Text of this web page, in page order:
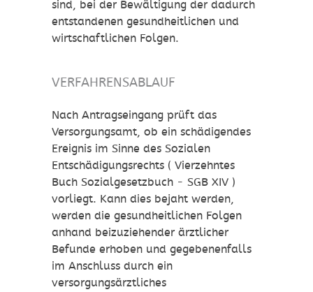
sind, bei der Bewältigung der dadurch
entstandenen gesundheitlichen und
wirtschaftlichen Folgen.
VERFAHRENSABLAUF
Nach Antragseingang prüft das
Versorgungsamt, ob ein schädigendes
Ereignis im Sinne des Sozialen
Entschädigungsrechts ( Vierzehntes
Buch Sozialgesetzbuch - SGB XIV )
vorliegt. Kann dies bejaht werden,
werden die gesundheitlichen Folgen
anhand beizuziehender ärztlicher
Befunde erhoben und gegebenenfalls
im Anschluss durch ein
versorgungsärztliches